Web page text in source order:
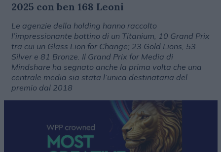
2025 con ben 168 Leoni
Le agenzie della holding hanno raccolto
l’impressionante bottino di un Titanium, 10 Grand Prix
tra cui un Glass Lion for Change; 23 Gold Lions, 53
Silver e 81 Bronze. Il Grand Prix for Media di
Mindshare ha segnato anche la prima volta che una
centrale media sia stata l’unica destinataria del
premio dal 2018